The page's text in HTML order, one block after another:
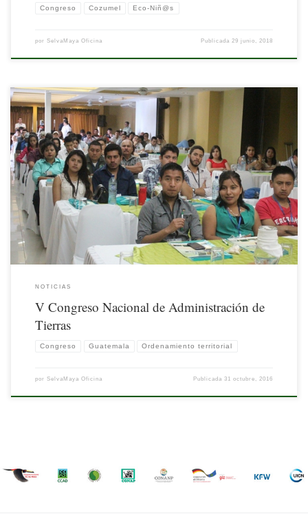
Congreso Cozumel Eco-Niñ@s
por SelvaMaya Oficina Publicada29 junio, 2018
La gestión territorial involucra acciones que promuevan un uso sustentable del
territorio y la utilización más racional de los sistemas que lo componen para la
obtención de determinados bienes y servicios. En este orden de ideas, las áreas
protegidas cumplen una función primordial para la conservación de la base
productiva […]
NOTICIAS
V Congreso Nacional de Administración de
Tierras
Congreso Guatemala Ordenamiento territorial
por SelvaMaya Oficina Publicada31 octubre, 2016